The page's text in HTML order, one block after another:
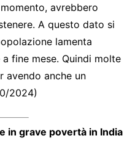
avrebbero
A questo dato si
lamenta
fine mese. Quindi molte
avendo anche un
2024)
in grave povertà in India